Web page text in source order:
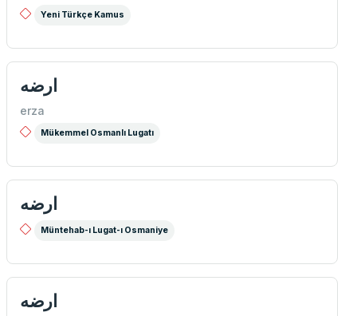
Yeni Türkçe Kamus
ارضه
erza
Mükemmel Osmanlı Lugatı
ارضه
Müntehab-ı Lugat-ı Osmaniye
ارضه